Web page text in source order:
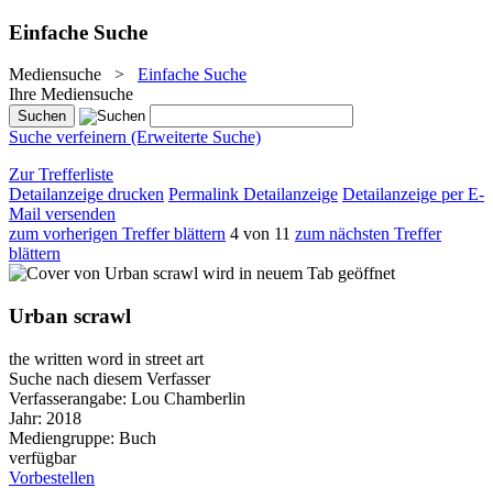
Einfache Suche
Mediensuche > Einfache Suche
Ihre Mediensuche
Suche verfeinern (Erweiterte Suche)
Zur Trefferliste
Detailanzeige drucken Permalink Detailanzeige Detailanzeige per E-
Mail versenden
zum vorherigen Treffer blättern 4 von 11 zum nächsten Treffer
blättern
wird in neuem Tab geöffnet
Urban scrawl
the written word in street art
Suche nach diesem Verfasser
Verfasserangabe: Lou Chamberlin
Jahr: 2018
Mediengruppe: Buch
verfügbar
Vorbestellen